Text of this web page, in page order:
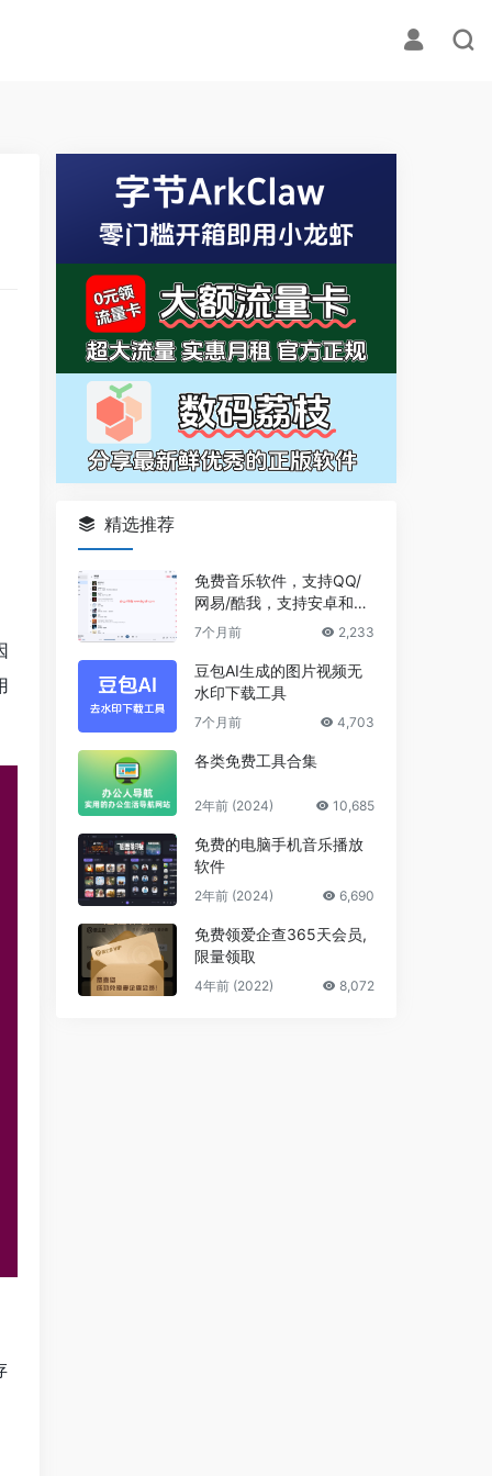
精选推荐
免费音乐软件，支持QQ/
网易/酷我，支持安卓和Wi
ndows平台
7个月前 2,233
豆包AI生成的图片视频无
水印下载工具
7个月前 4,703
各类免费工具合集
2年前 (2024) 10,685
免费的电脑手机音乐播放
软件
2年前 (2024) 6,690
免费领爱企查365天会员,
限量领取
4年前 (2022) 8,072